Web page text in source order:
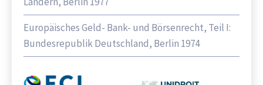
Europäisches Geld- Bank- und Börsenrecht, Teil I:
Bundesrepublik Deutschland, Berlin 1974